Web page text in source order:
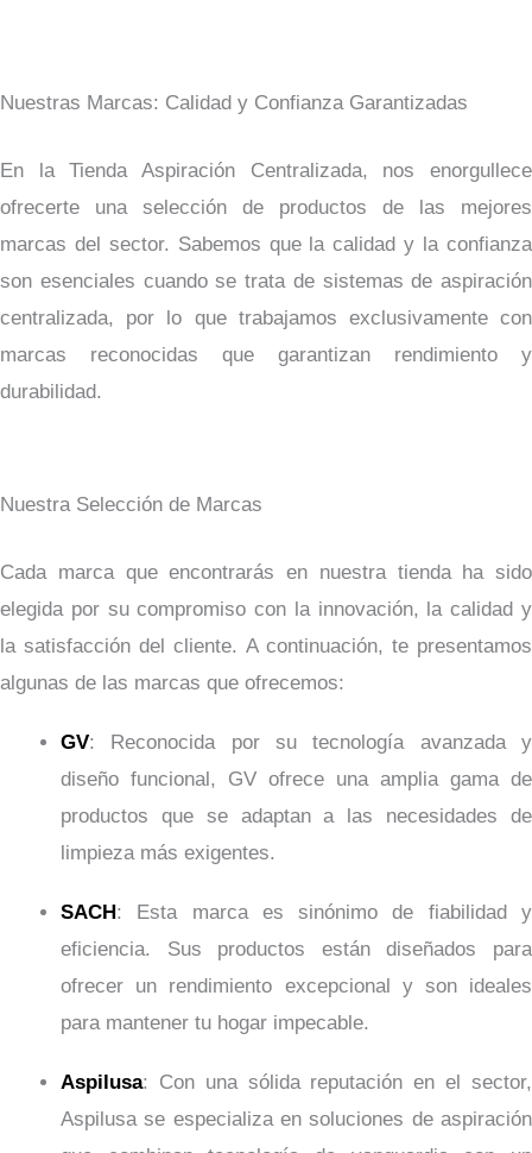
Nuestras Marcas: Calidad y Confianza Garantizadas
En la Tienda Aspiración Centralizada, nos enorgullece
ofrecerte una selección de productos de las mejores
marcas del sector. Sabemos que la calidad y la confianza
son esenciales cuando se trata de sistemas de aspiración
centralizada, por lo que trabajamos exclusivamente con
marcas reconocidas que garantizan rendimiento y
durabilidad.
Nuestra Selección de Marcas
Cada marca que encontrarás en nuestra tienda ha sido
elegida por su compromiso con la innovación, la calidad y
la satisfacción del cliente. A continuación, te presentamos
algunas de las marcas que ofrecemos:
GV: Reconocida por su tecnología avanzada y
diseño funcional, GV ofrece una amplia gama de
productos que se adaptan a las necesidades de
limpieza más exigentes.
SACH: Esta marca es sinónimo de fiabilidad y
eficiencia. Sus productos están diseñados para
ofrecer un rendimiento excepcional y son ideales
para mantener tu hogar impecable.
Aspilusa: Con una sólida reputación en el sector,
Aspilusa se especializa en soluciones de aspiración